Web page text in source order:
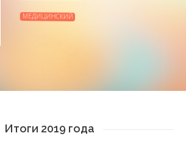
МЕДИЦИНСКИЙ
Итоги 2019 года